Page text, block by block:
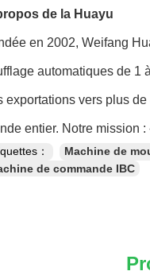
de la Huayu
en 2002, Weifang
automatiques de 1
exportations vers plus
entier. Notre mission
： Machine de
de commande IBC